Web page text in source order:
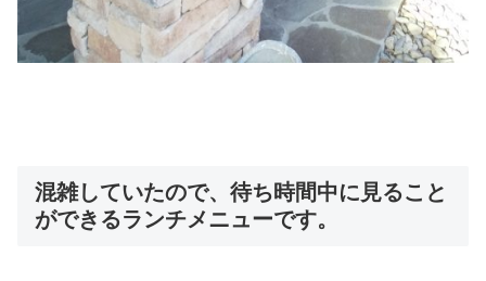
混雑していたので、待ち時間中に見ること
ができるランチメニューです。